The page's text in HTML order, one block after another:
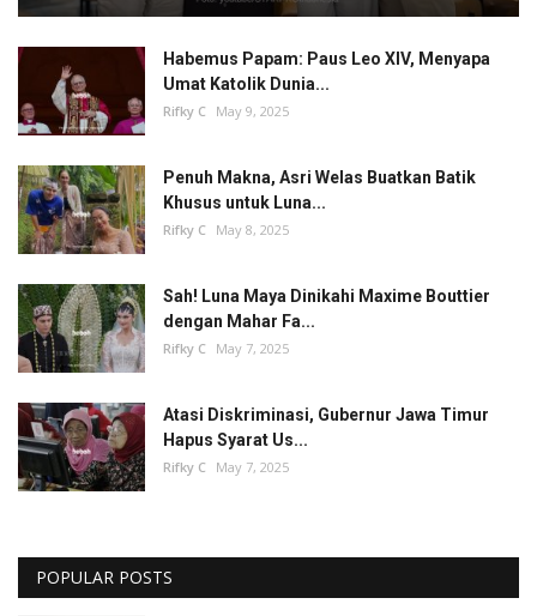
Habemus Papam: Paus Leo XIV, Menyapa
Umat Katolik Dunia...
Rifky C May 9, 2025
Penuh Makna, Asri Welas Buatkan Batik
Khusus untuk Luna...
Rifky C May 8, 2025
Sah! Luna Maya Dinikahi Maxime Bouttier
dengan Mahar Fa...
Rifky C May 7, 2025
Atasi Diskriminasi, Gubernur Jawa Timur
Hapus Syarat Us...
Rifky C May 7, 2025
POPULAR POSTS